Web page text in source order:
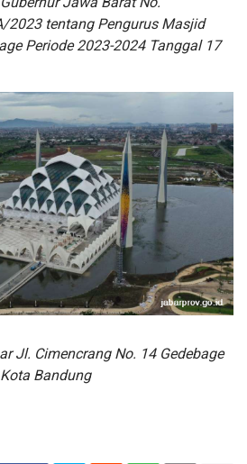
2023 tentang Pengurus Masjid
Periode 2023-2024 Tanggal 17
Jl. Cimencrang No. 14 Gedebage
Kota Bandung